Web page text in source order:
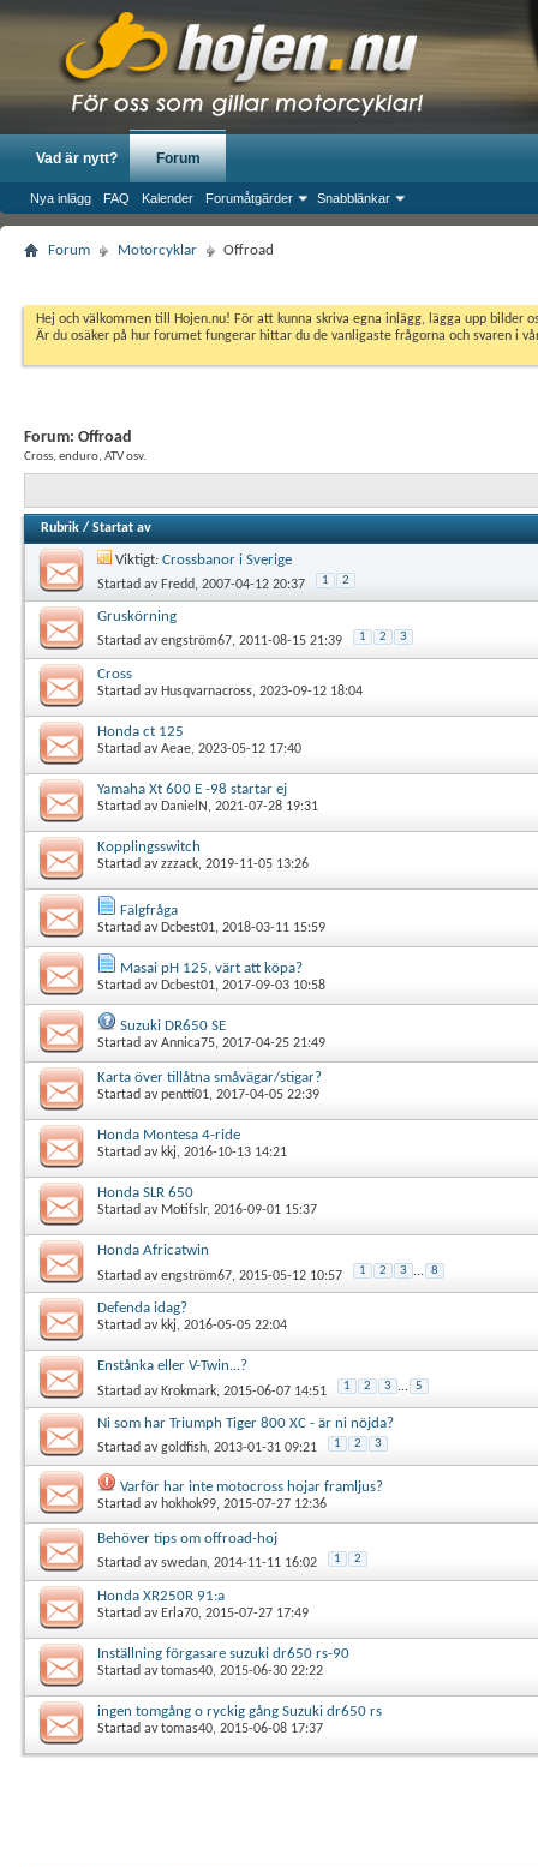
Vad är nytt? Forum
Nya inlägg FAQ Kalender Forumåtgärder Snabblänkar
Forum Motorcyklar Offroad
Hej och välkommen till Hojen.nu! För att kunna skriva egna inlägg, lägga upp
Är du osäker på hur forumet fungerar hittar du de vanligaste frågorna och svaren i
Forum: Offroad
Cross, enduro, ATV osv.
Rubrik / Startat av
Viktigt: Crossbanor i Sverige
Startad av Fredd, 2007-04-12 20:37 1 2
Gruskörning
Startad avengström67, 2011-08-15 21:39 1 2 3
Cross
Startad av Husqvarnacross, 2023-09-12 18:04
Honda ct 125
Startad avAeae, 2023-05-12 17:40
Yamaha Xt 600 E -98 startar ej
Startad av DanielN , 2021-07-28 19:31
Kopplingsswitch
Startad avzzzack, 2019-11-05 13:26
Fälgfråga
Startad av Dcbest01, 2018-03-11 15:59
Masai pH 125, värt att köpa?
Startad av Dcbest01, 2017-09-03 10:58
Suzuki DR650 SE
Startad avAnnica75, 2017-04-25 21:49
Karta över tillåtna småvägar/stigar?
Startad avpentti01, 2017-04-05 22:39
Honda Montesa 4-ride
Startad av kkj, 2016-10-13 14:21
Honda SLR 650
Startad av Motifslr, 2016-09-01 15:37
Honda Africatwin
Startad avengström67, 2015-05-12 10:57 1 2 3 ... 8
Defenda idag?
Startad av kkj, 2016-05-05 22:04
Enstånka eller V-Twin...?
Startad av Krokmark, 2015-06-07 14:51 1 2 3 ... 5
Ni som har Triumph Tiger 800 XC - är ni nöjda?
Startad avgoldfish, 2013-01-31 09:21 1 2 3
Varför har inte motocross hojar framljus?
Startad av hokhok99, 2015-07-27 12:36
Behöver tips om offroad-hoj
Startad avswedan, 2014-11-11 16:02 1 2
Honda XR250R 91:a
Startad av Erla70, 2015-07-27 17:49
Inställning förgasare suzuki dr650 rs-90
Startad avtomas40, 2015-06-30 22:22
ingen tomgång o ryckig gång Suzuki dr650 rs
Startad avtomas40, 2015-06-08 17:37